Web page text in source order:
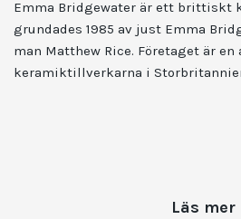
Emma Bridgewater är ett brittiskt
grundades 1985 av just Emma
man Matthew Rice. Företaget är en
keramiktillverkarna i
Läs mer